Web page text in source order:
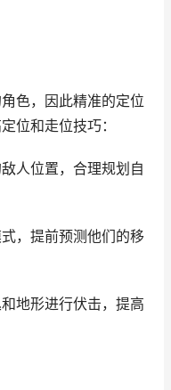
色，因此精准的定位
位和走位技巧：
人位置，合理规划自
，提前预测他们的移
地形进行伏击，提高